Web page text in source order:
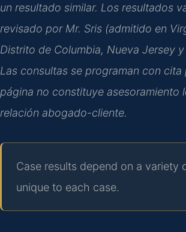
un resultado similar. Los resultados
revisado por Mr. Sris (admitido en
Distrito de Columbia, Nueva Jersey
Las consultas se programan con cita
página no constituye asesoramiento
relación abogado-cliente.
Case results depend on a variety
unique to each case.